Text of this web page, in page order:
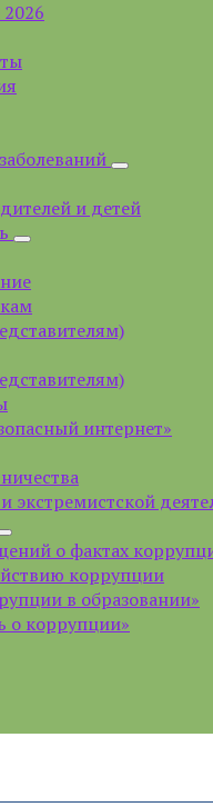
и детей
интернет»
экстремистской
о фактах
коррупции
в образовании»
о коррупции»